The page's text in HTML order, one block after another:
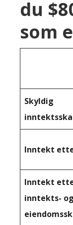
du
som
Skyldig
Inntekt
Inntekt
inntekts- og